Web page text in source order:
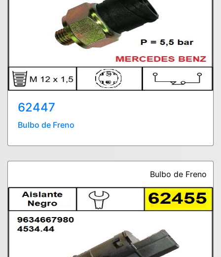
62447
Bulbo de Freno
Bulbo de Freno